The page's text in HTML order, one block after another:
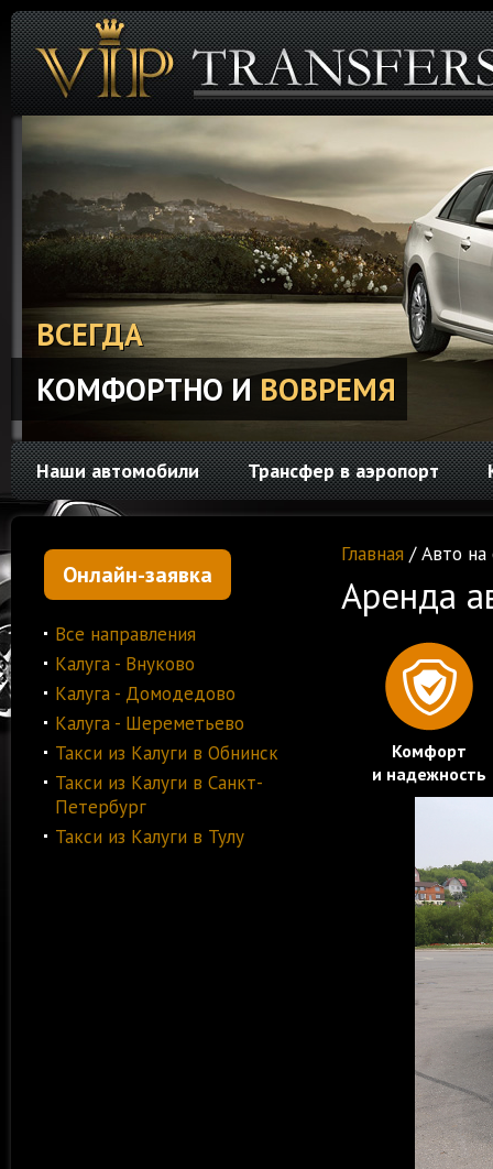
ВСЕГДА
КОМФОРТНО ИВОВРЕМЯ
Наши автомобили Трансфер в аэропорт
Онлайн-заявка
Все направления
Калуга - Внуково
Калуга - Домодедово
Калуга - Шереметьево
Такси из Калуги в Обнинск
Такси из Калуги в Санкт-
Петербург
Такси из Калуги в Тулу
Главная / Авто на
Аренда
Комфорт
и надежность